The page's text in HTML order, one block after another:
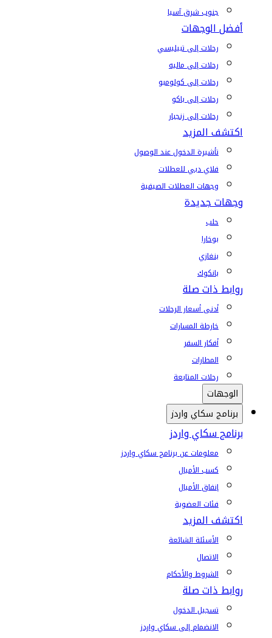
جنوب شرق آسيا
أفضل الوجهات
رحلات إلى تبيليسي
رحلات إلى ماليه
رحلات إلى كولومبو
رحلات إلى باكو
رحلات إلى زنجبار
اكتشف المزيد
تأشيرة الدخول عند الوصول
فلاي دبي للعطلات
وجهات العطلات الصيفية
وجهات جديدة
حلب
بوخارا
بنغازي
بانكوك
روابط ذات صلة
أدنى أسعار الرحلات
خارطة المسارات
أفكار السفر
المطارات
رحلات المتابعة
الوجهات
برنامج سكاي واردز
برنامج سكاي واردز
معلومات عن برنامج سكاي واردز
كسب الأميال
إنفاق الأميال
فئات العضوية
اكتشف المزيد
الأسئلة الشائعة
الاتصال
الشروط والأحكام
روابط ذات صلة
تسجيل الدخول
الانضمام إلى سكاي واردز